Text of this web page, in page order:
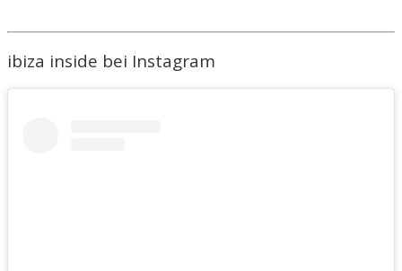
ibiza inside bei Instagram